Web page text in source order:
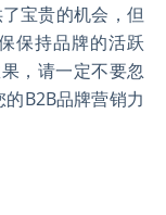
宝贵的机会，但
保持品牌的活跃
，请一定不要忽
B2B品牌营销力